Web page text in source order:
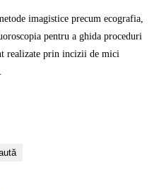
imagistice precum ecografia,
pentru a ghida proceduri
realizate prin incizii de mici